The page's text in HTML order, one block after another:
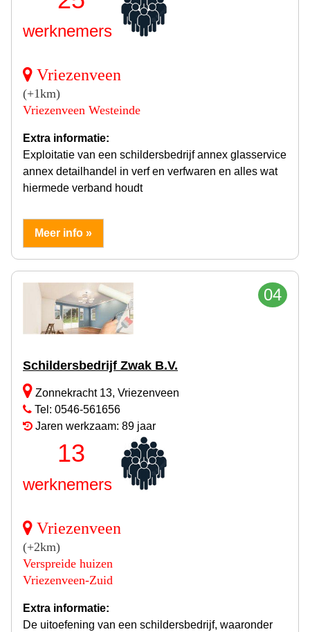
werknemers
Vriezenveen
(+1km)
Vriezenveen Westeinde
Extra informatie:
Exploitatie van een schildersbedrijf annex glasservice
annex detailhandel in verf en verfwaren en alles wat
hiermede verband houdt
Meer info »
04
Schildersbedrijf Zwak B.V.
Zonnekracht 13, Vriezenveen
Tel: 0546-561656
Jaren werkzaam: 89 jaar
13
werknemers
Vriezenveen
(+2km)
Verspreide huizen
Vriezenveen-Zuid
Extra informatie:
De uitoefening van een schildersbedrijf, waaronder